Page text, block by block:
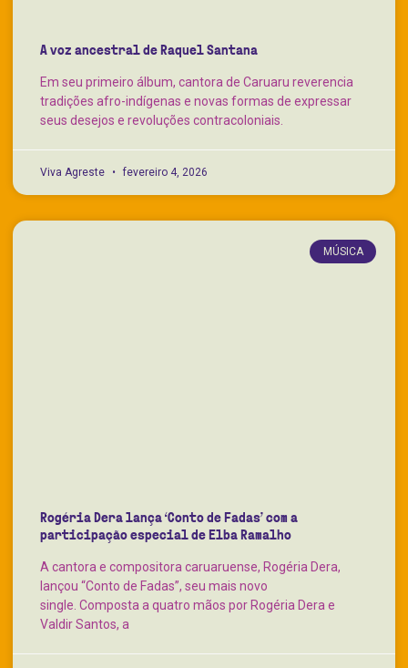
A voz ancestral de Raquel Santana
Em seu primeiro álbum, cantora de Caruaru reverencia
tradições afro-indígenas e novas formas de expressar
seus desejos e revoluções contracoloniais.
Viva Agreste fevereiro 4, 2026
MÚSICA
Rogéria Dera lança ‘Conto de Fadas’ com a
participação especial de Elba Ramalho
A cantora e compositora caruaruense, Rogéria Dera,
lançou “Conto de Fadas”, seu mais novo
single. Composta a quatro mãos por Rogéria Dera e
Valdir Santos, a